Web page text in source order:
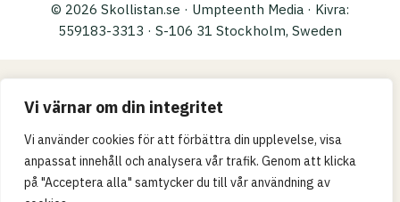
Vi värnar om din integritet
Vi använder cookies för att förbättra din upplevelse, visa
anpassat innehåll och analysera vår trafik. Genom att klicka
på "Acceptera alla" samtycker du till vår användning av
© 2026 Skollistan.se · Umpteenth Media · Kivra:
559183-3313 · S-106 31 Stockholm, Sweden